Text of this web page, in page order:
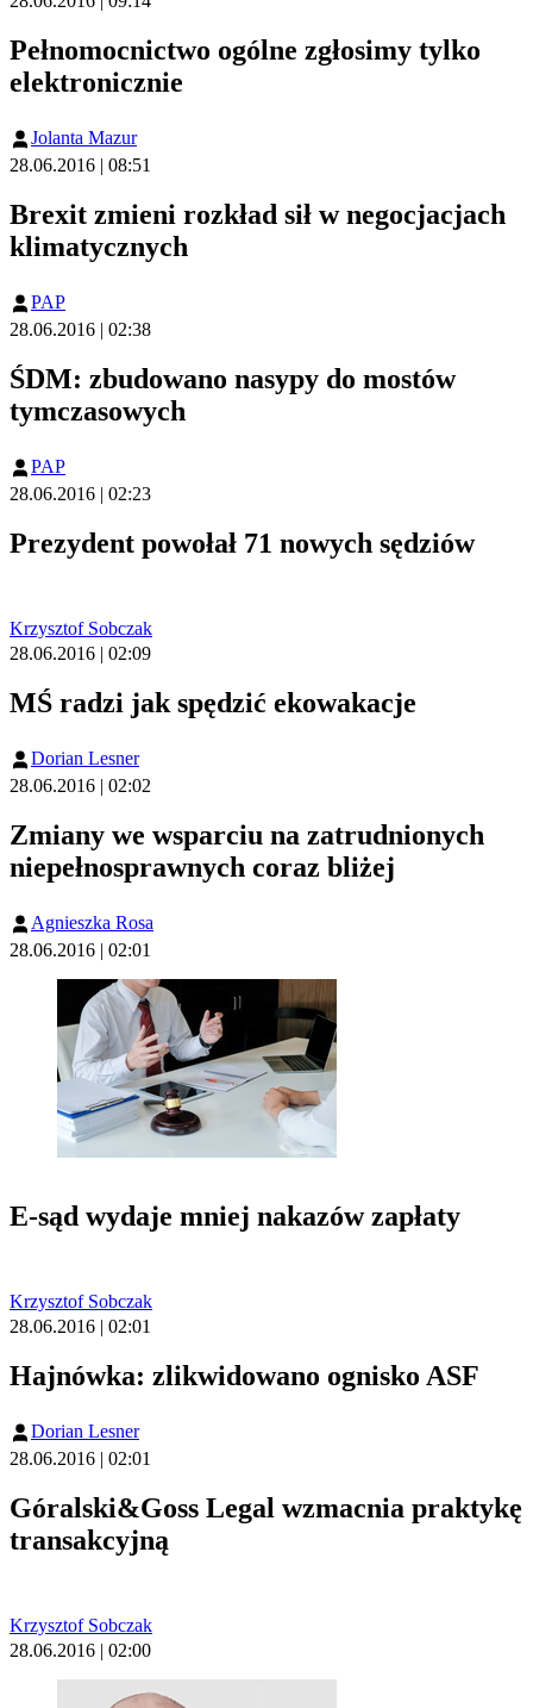
Pełnomocnictwo ogólne zgłosimy tylko
elektronicznie
Jolanta Mazur
28.06.2016 | 08:51
Brexit zmieni rozkład sił w negocjacjach
klimatycznych
PAP
28.06.2016 | 02:38
ŚDM: zbudowano nasypy do mostów
tymczasowych
PAP
28.06.2016 | 02:23
Prezydent powołał 71 nowych sędziów
Krzysztof Sobczak
28.06.2016 | 02:09
MŚ radzi jak spędzić ekowakacje
Dorian Lesner
28.06.2016 | 02:02
Zmiany we wsparciu na zatrudnionych
niepełnosprawnych coraz bliżej
Agnieszka Rosa
28.06.2016 | 02:01
E-sąd wydaje mniej nakazów zapłaty
Krzysztof Sobczak
28.06.2016 | 02:01
Hajnówka: zlikwidowano ognisko ASF
Dorian Lesner
28.06.2016 | 02:01
Góralski&Goss Legal wzmacnia praktykę
transakcyjną
Krzysztof Sobczak
28.06.2016 | 02:00